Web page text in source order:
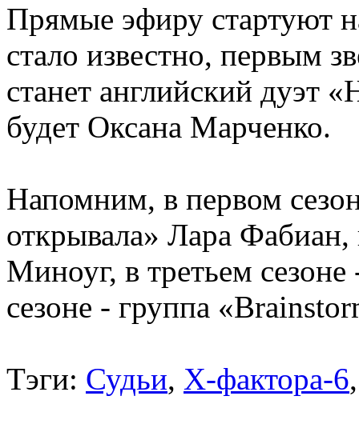
Прямые эфиру стартуют
стало известно, первым
станет английский дуэт
будет Оксана Марченко.
Напомним, в первом
открывала» Лара
Миноуг, в третьем
сезоне - группа
Тэги: Судьи, Х-фактора-6